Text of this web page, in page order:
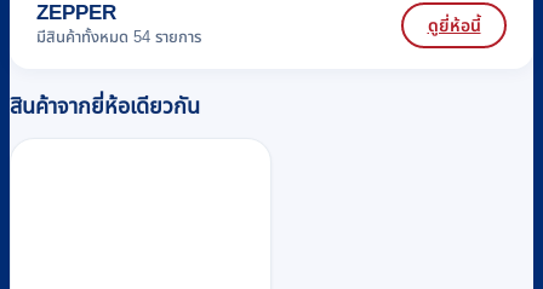
ZEPPER
มีสินค้าทั้งหมด 54 รายการ
ดูยี่ห้อนี้
สินค้าจากยี่ห้อเดียวกัน